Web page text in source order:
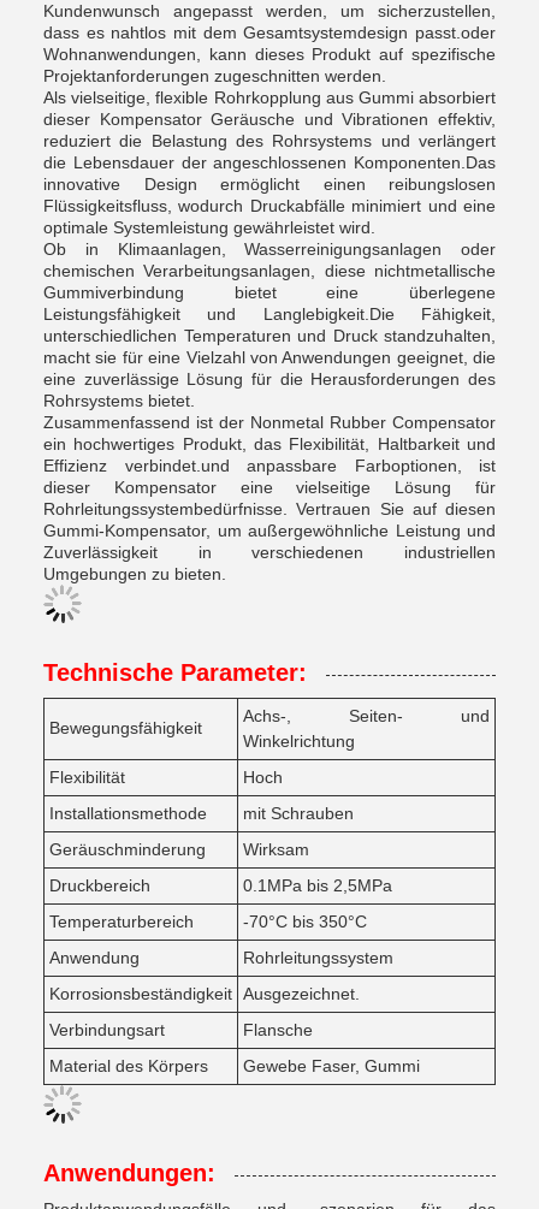
Kundenwunsch angepasst werden, um sicherzustellen,
dass es nahtlos mit dem Gesamtsystemdesign passt.oder
Wohnanwendungen, kann dieses Produkt auf spezifische
Projektanforderungen zugeschnitten werden.
Als vielseitige, flexible Rohrkopplung aus Gummi absorbiert
dieser Kompensator Geräusche und Vibrationen effektiv,
reduziert die Belastung des Rohrsystems und verlängert
die Lebensdauer der angeschlossenen Komponenten.Das
innovative Design ermöglicht einen reibungslosen
Flüssigkeitsfluss, wodurch Druckabfälle minimiert und eine
optimale Systemleistung gewährleistet wird.
Ob in Klimaanlagen, Wasserreinigungsanlagen oder
chemischen Verarbeitungsanlagen, diese nichtmetallische
Gummiverbindung bietet eine überlegene
Leistungsfähigkeit und Langlebigkeit.Die Fähigkeit,
unterschiedlichen Temperaturen und Druck standzuhalten,
macht sie für eine Vielzahl von Anwendungen geeignet, die
eine zuverlässige Lösung für die Herausforderungen des
Rohrsystems bietet.
Zusammenfassend ist der Nonmetal Rubber Compensator
ein hochwertiges Produkt, das Flexibilität, Haltbarkeit und
Effizienz verbindet.und anpassbare Farboptionen, ist
dieser Kompensator eine vielseitige Lösung für
Rohrleitungssystembedürfnisse. Vertrauen Sie auf diesen
Gummi-Kompensator, um außergewöhnliche Leistung und
Zuverlässigkeit in verschiedenen industriellen
Umgebungen zu bieten.
Technische Parameter:
Bewegungsfähigkeit
Achs-, Seiten- und
Winkelrichtung
Flexibilität
Hoch
Installationsmethode
mit Schrauben
Geräuschminderung
Wirksam
Druckbereich
0.1MPa bis 2,5MPa
Temperaturbereich
-70°C bis 350°C
Anwendung
Rohrleitungssystem
Korrosionsbeständigkeit Ausgezeichnet.
Verbindungsart
Flansche
Material des Körpers
Gewebe Faser, Gummi
Anwendungen: